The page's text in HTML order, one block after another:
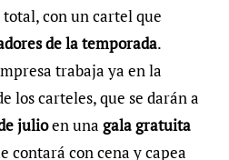
con un cartel que
de la temporada.
trabaja ya en la
los carteles, que se darán a
julioen una gala gratuita
contará con cena y capea